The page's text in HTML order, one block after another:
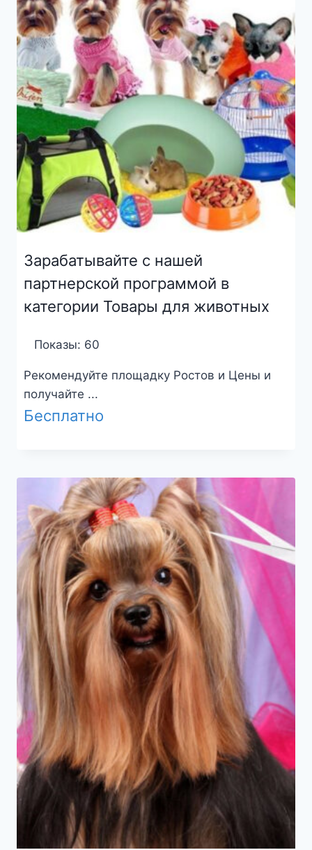
Зарабатывайте с нашей
партнерской программой в
категории Товары для животных
Показы: 60
Рекомендуйте площадку Ростов и Цены и
получайте ...
Бесплатно